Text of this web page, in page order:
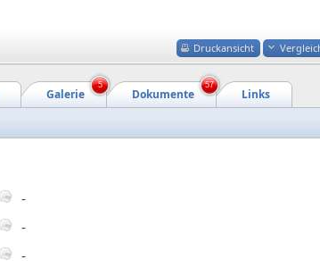
Druckansicht
Links
Dokumente
Galerie
5 57
-
-
-